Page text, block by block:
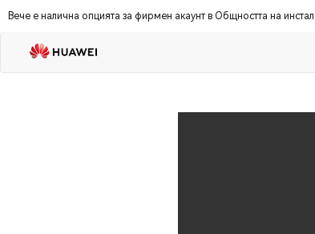
Вече е наличнa опцията за фирмен акаунт в Общността на